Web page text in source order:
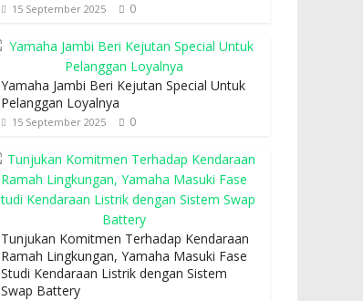
15 September 2025 0
Yamaha Jambi Beri Kejutan Special Untuk
Pelanggan Loyalnya
15 September 2025 0
Tunjukan Komitmen Terhadap Kendaraan
Ramah Lingkungan, Yamaha Masuki Fase
Studi Kendaraan Listrik dengan Sistem
Swap Battery